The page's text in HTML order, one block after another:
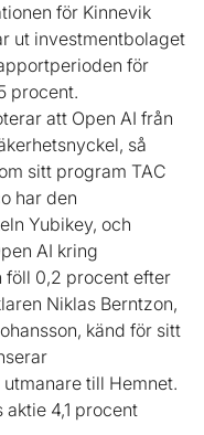
för Kinnevik
ut investmentbolaget
för
procent.
att Open AI från
så
sitt program TAC
har den
Yubikey, och
AI kring
föll 0,2 procent efter
Niklas Berntzon,
känd för sitt
till Hemnet.
4,1 procent